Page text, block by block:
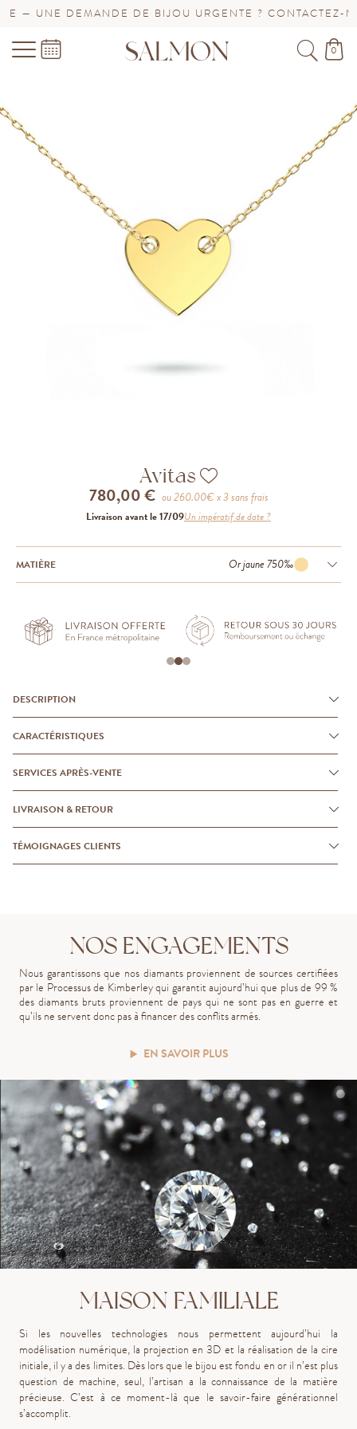
— UNE DEMANDE DE BIJOU URGENTE ? CONTACTEZ-
0
Avitas
780,00 € ou260.00€ x 3 sans frais
Livraison avant le 17/09Un impératif de date ?
MATIÈRE Or jaune 750‰
DESCRIPTION
CARACTÉRISTIQUES
SERVICES APRÈS-VENTE
LIVRAISON & RETOUR
TÉMOIGNAGES CLIENTS
NOS ENGAGEMENTS
Nous garantissons que nos diamants proviennent de sources certifiées
par le Processus de Kimberley qui garantit aujourd’hui que plus de 99 %
des diamants bruts proviennent de pays qui ne sont pas en guerre et
qu’ils ne servent donc pas à financer des conflits armés.
EN SAVOIR PLUS
MAISON FAMILIALE
Si les nouvelles technologies nous permettent aujourd’hui la
modélisation numérique, la projection en 3D et la réalisation de la cire
initiale, il y a des limites. Dès lors que le bijou est fondu en or il n’est plus
question de machine, seul, l’artisan a la connaissance de la matière
précieuse. C’est à ce moment-là que le savoir-faire générationnel
s’accomplit.